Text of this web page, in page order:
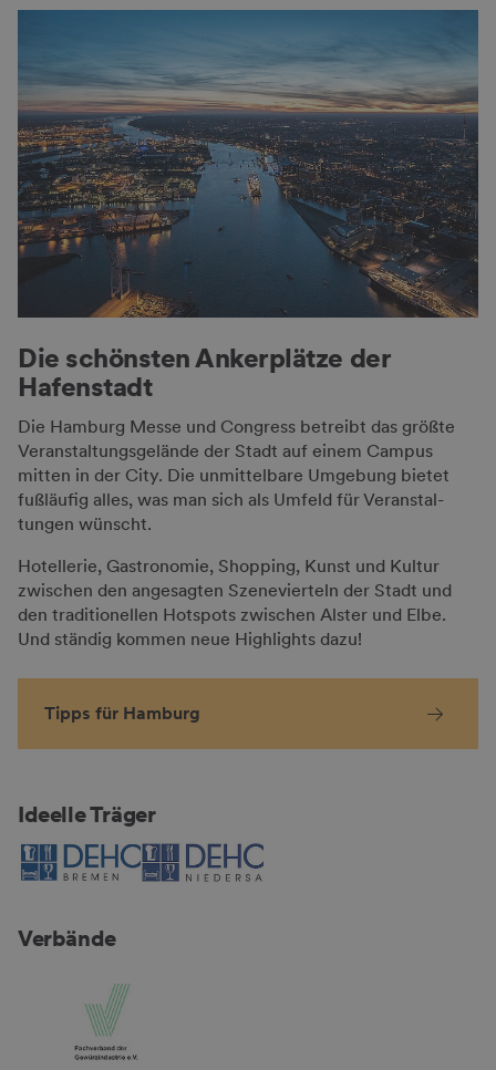
Die schönsten Ankerplätze der
Hafen­stadt
Die Hamburg Messe und Congress betreibt das größte
Veranstaltungsgelände der Stadt auf einem Campus
mitten in der City. Die unmittel­bare Umgebung bietet
fußläufig alles, was man sich als Umfeld für Veran­stal­
tungen wünscht.
Hotellerie, Gastro­no­mie, Shopping, Kunst und Kultur
zwischen den an­ge­sagten Szene­vierteln der Stadt und
den traditionellen Hotspots zwischen Alster und Elbe.
Und ständig kommen neue Highlights dazu!
Tipps für Hamburg
Ideelle Träger
Verbände